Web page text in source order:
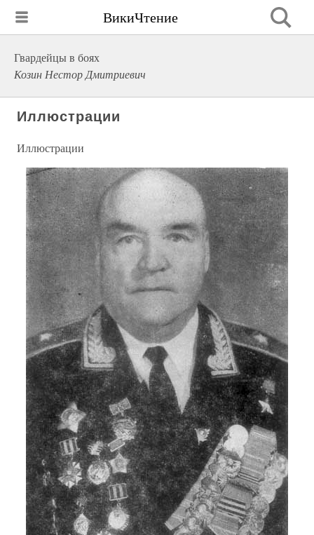
ВикиЧтение
Гвардейцы в боях
Козин Нестор Дмитриевич
Иллюстрации
Иллюстрации